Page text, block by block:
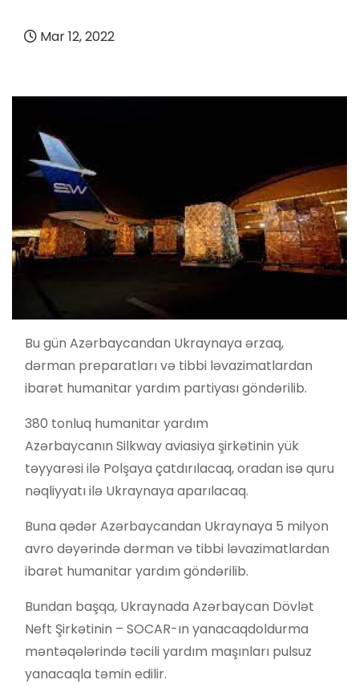
Mar 12, 2022
Bu gün Azərbaycandan Ukraynaya ərzaq,
dərman preparatları və tibbi ləvazimatlardan
ibarət humanitar yardım partiyası göndərilib.
380 tonluq humanitar yardım
Azərbaycanın Silkway aviasiya şirkətinin yük
təyyarəsi ilə Polşaya çatdırılacaq, oradan isə quru
nəqliyyatı ilə Ukraynaya aparılacaq.
Buna qədər Azərbaycandan Ukraynaya 5 milyon
avro dəyərində dərman və tibbi ləvazimatlardan
ibarət humanitar yardım göndərilib.
Bundan başqa, Ukraynada Azərbaycan Dövlət
Neft Şirkətinin – SOCAR-ın yanacaqdoldurma
məntəqələrində təcili yardım maşınları pulsuz
yanacaqla təmin edilir.